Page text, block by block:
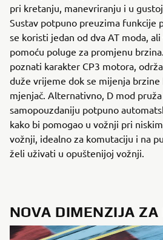
pri kretanju, manevriranju i u
Sustav potpuno preuzima funkcije
se koristi jedan od dva AT moda,
pomoću poluge za promjenu
poznati karakter CP3 motora,
duže vrijeme dok se mijenja brzine
mjenjač. Alternativno, D mod
samopouzdaniju potpuno
kako bi pomogao u vožnji pri
vožnji, idealno za komutaciju i na
želi uživati u opuštenijoj vožnji.
NOVA DIMENZIJA